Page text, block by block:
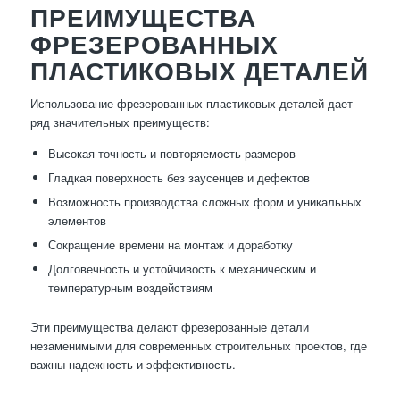
ПРЕИМУЩЕСТВА
ФРЕЗЕРОВАННЫХ
ПЛАСТИКОВЫХ ДЕТАЛЕЙ
Использование фрезерованных пластиковых деталей дает
ряд значительных преимуществ:
Высокая точность и повторяемость размеров
Гладкая поверхность без заусенцев и дефектов
Возможность производства сложных форм и уникальных
элементов
Сокращение времени на монтаж и доработку
Долговечность и устойчивость к механическим и
температурным воздействиям
Эти преимущества делают фрезерованные детали
незаменимыми для современных строительных проектов, где
важны надежность и эффективность.